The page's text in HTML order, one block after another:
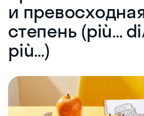
и
степень (più…
più…)